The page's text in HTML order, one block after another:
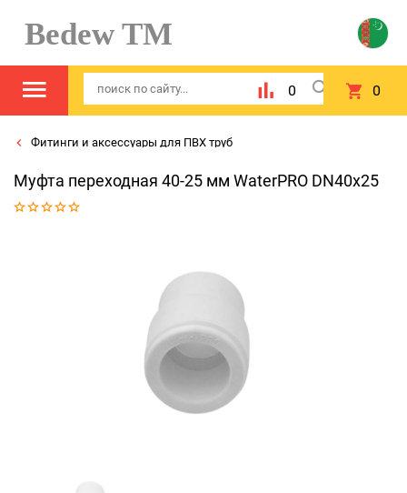
Bedew TM
0 0
Фитинги и аксессуары для ПВХ труб
Муфта переходная 40-25 мм WaterPRO DN40x25